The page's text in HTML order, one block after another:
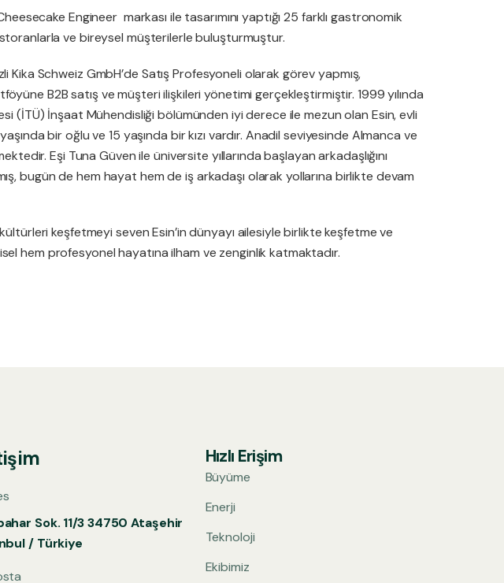
Engineer markası ile tasarımını yaptığı 25 farklı gastronomik
ve bireysel müşterilerle buluşturmuştur.
Kika Schweiz GmbH’de Satış Profesyoneli olarak görev yapmış,
B2B satış ve müşteri ilişkileri yönetimi gerçekleştirmiştir. 1999 yılında
(İTÜ) İnşaat Mühendisliği bölümünden iyi derece ile mezun olan Esin, evli
bir oğlu ve 15 yaşında bir kızı vardır. Anadil seviyesinde Almanca ve
Eşi Tuna Güven ile üniversite yıllarında başlayan arkadaşlığını
bugün de hem hayat hem de iş arkadaşı olarak yollarına birlikte devam
keşfetmeyi seven Esin’in dünyayı ailesiyle birlikte keşfetme ve
hem profesyonel hayatına ilham ve zenginlik katmaktadır.
Sok. 11/3 34750 Ataşehir
/ Türkiye
Hızlı Erişim
Büyüme
Enerji
Teknoloji
Ekibimiz